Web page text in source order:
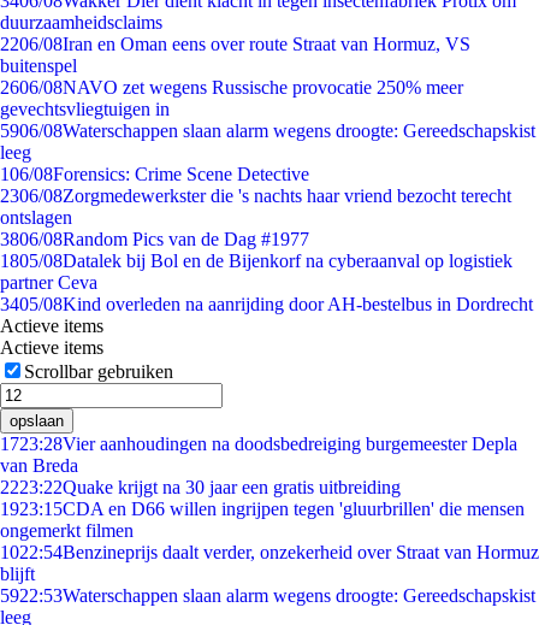
duurzaamheidsclaims
2206/08Iran en Oman eens over route Straat van Hormuz, VS
buitenspel
2606/08NAVO zet wegens Russische provocatie 250% meer
gevechtsvliegtuigen in
5906/08Waterschappen slaan alarm wegens droogte: Gereedschapskist
leeg
106/08Forensics: Crime Scene Detective
2306/08Zorgmedewerkster die 's nachts haar vriend bezocht terecht
ontslagen
3806/08Random Pics van de Dag #1977
1805/08Datalek bij Bol en de Bijenkorf na cyberaanval op logistiek
partner Ceva
3405/08Kind overleden na aanrijding door AH-bestelbus in Dordrecht
Actieve items
Actieve items
Scrollbar gebruiken
opslaan
1723:28Vier aanhoudingen na doodsbedreiging burgemeester Depla
van Breda
2223:22Quake krijgt na 30 jaar een gratis uitbreiding
1923:15CDA en D66 willen ingrijpen tegen 'gluurbrillen' die mensen
ongemerkt filmen
1022:54Benzineprijs daalt verder, onzekerheid over Straat van Hormuz
blijft
5922:53Waterschappen slaan alarm wegens droogte: Gereedschapskist
leeg